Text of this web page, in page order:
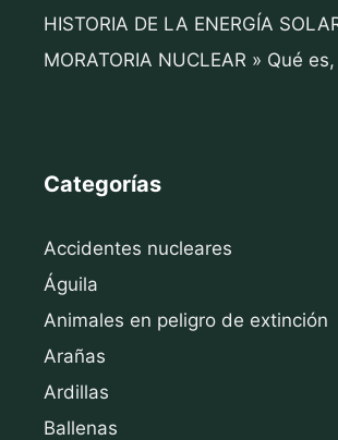
HISTORIA DE LA ENERGÍA
MORATORIA NUCLEAR » Qué
Categorías
Accidentes nucleares
Águila
Animales en peligro de extinción
Arañas
Ardillas
Ballenas